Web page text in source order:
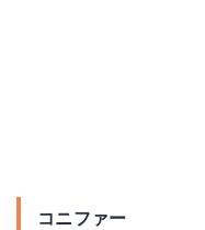
コニファー